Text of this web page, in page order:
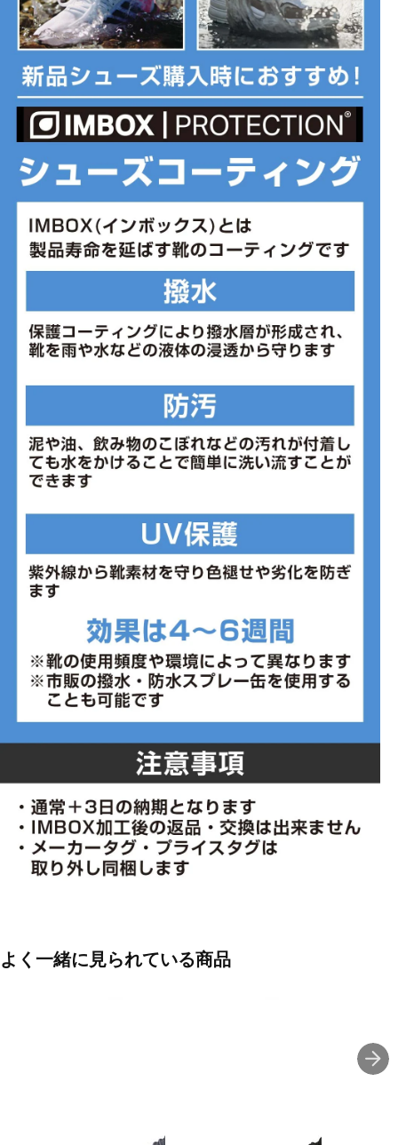
◇クッション性抜群の超軽量フォーム製CloudTec。
◇デイリー向けに設計したSpeedboardが快適なサポート力を発揮。
◇脱ぎ履きしやすくなった新しいソックライナー。
◇幅広の履き口で足に楽々フィット。
■カラー(メーカー表記):
ブラック×ブラック(043:Black Black)
■片足重量:296.3g
■2025年モデル
※ブランドやシリーズによっては甲高や幅等小さめに作られている
■メーカー型番：WF10051043
よく一緒に見られている商品